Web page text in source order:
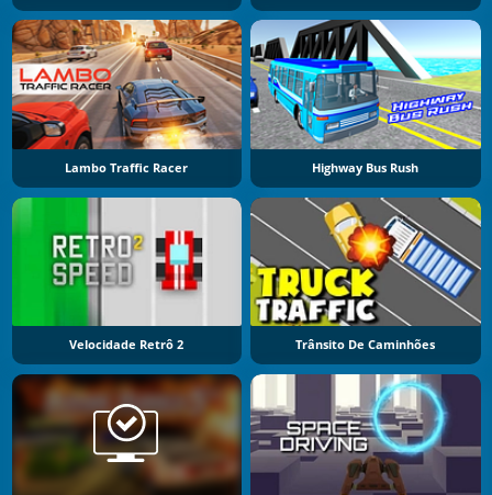
Lambo Traffic Racer Highway Bus Rush
Velocidade Retrô 2 Trânsito De Caminhões